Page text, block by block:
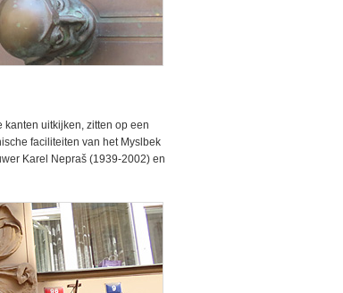
uitkijken, zitten op een
faciliteiten van het Myslbek
Karel Nepraš (1939-2002) en